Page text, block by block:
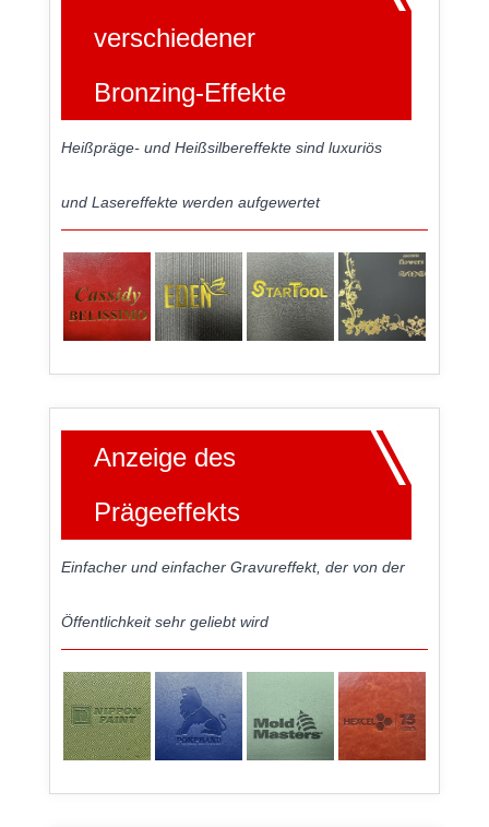
verschiedener
Bronzing-Effekte
Heißpräge- und Heißsilbereffekte sind luxuriös
und Lasereffekte werden aufgewertet
Anzeige des
Prägeeffekts
Einfacher und einfacher Gravureffekt, der von der
Öffentlichkeit sehr geliebt wird